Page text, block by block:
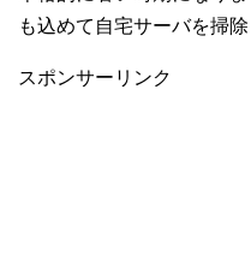
も込めて自宅サーバを掃除
スポンサーリンク